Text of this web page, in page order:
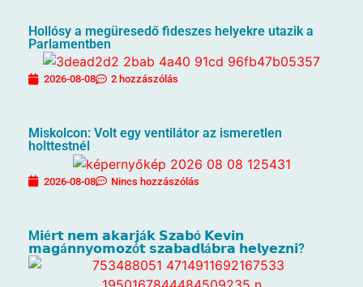
Hollósy a megüresedő fideszes helyekre utazik a
Parlamentben
2026-08-08 2 hozzászólás
Miskolcon: Volt egy ventilátor az ismeretlen
holttestnél
2026-08-08 Nincs hozzászólás
M𝗶é𝗿𝘁 𝗻𝗲𝗺 𝗮𝗸𝗮𝗿𝗷á𝗸 𝗦𝘇𝗮𝗯ó 𝗞𝗲𝘃𝗶𝗻
𝗺𝗮𝗴á𝗻𝗻𝘆𝗼𝗺𝗼𝘇ó𝘁 𝘀𝘇𝗮𝗯𝗮𝗱𝗹á𝗯𝗿𝗮 𝗵𝗲𝗹𝘆𝗲𝘇𝗻𝗶?